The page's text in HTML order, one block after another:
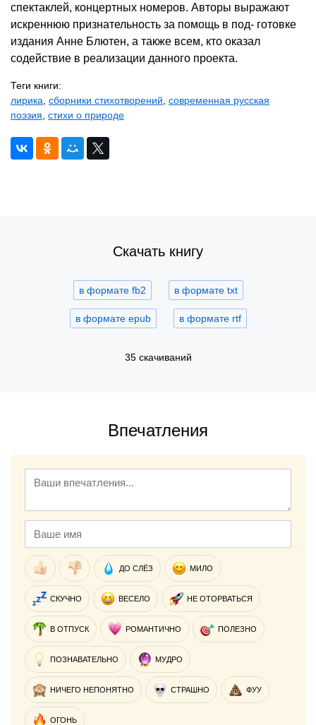
спектаклей, концертных номеров. Авторы выражают
искреннюю признательность за помощь в под- готовке
издания Анне Блютен, а также всем, кто оказал
содействие в реализации данного проекта.
Теги книги:
лирика сборники стихотворений современная русская
поэзия стихи о природе
Скачать книгу
в формате fb2 в формате txt
в формате epub в формате rtf
35 скачиваний
Впечатления
ДО СЛЁЗ МИЛО
СКУЧНО ВЕСЕЛО НЕ ОТОРВАТЬСЯ
В ОТПУСК РОМАНТИЧНО ПОЛЕЗНО
ПОЗНАВАТЕЛЬНО МУДРО
НИЧЕГО НЕПОНЯТНО СТРАШНО ФУУ
ОГОНЬ